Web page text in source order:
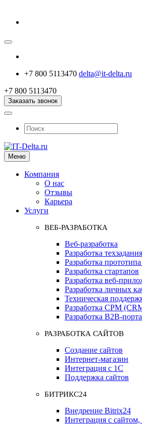
+7 800 5113470 delta@it-delta.ru
+7 800 5113470
Заказать звонок
Меню
Компания
О нас
Отзывы
Карьера
Услуги
ВЕБ-РАЗРАБОТКА
Веб-разработка
Разработка техзадания
Разработка
Разработка стартапов
Разработка веб-
Разработка личных
Техническая
Разработка СРМ
Разработка B2B-
РАЗРАБОТКА САЙТОВ
Создание сайтов
Интернет-магазин
Интеграция с 1С
Поддержка сайтов
БИТРИКС24
Внедрение Bitrix24
Интеграция с